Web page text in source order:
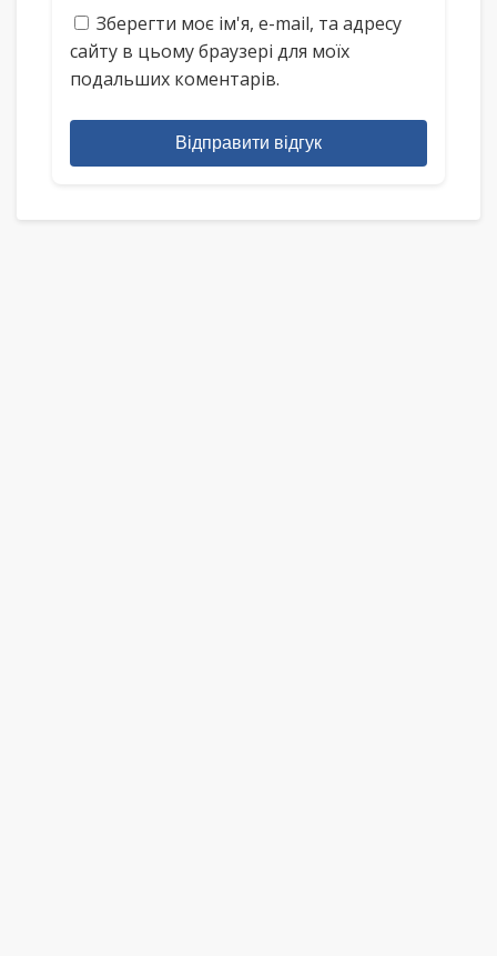
Зберегти моє ім'я, e-mail, та адресу
сайту в цьому браузері для моїх
подальших коментарів.
Відправити відгук